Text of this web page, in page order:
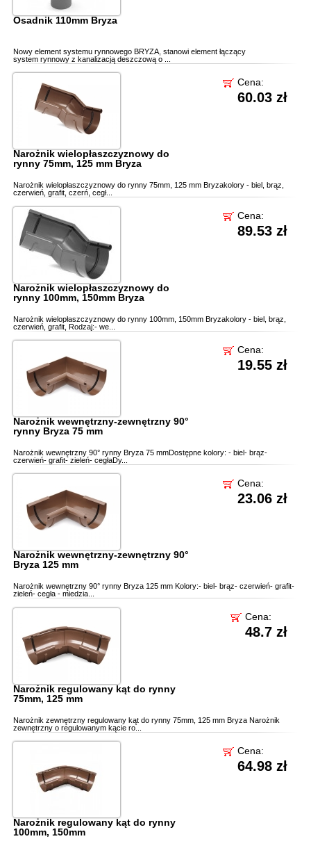
Osadnik 110mm Bryza
Nowy element systemu rynnowego BRYZA, stanowi element łączący
system rynnowy z kanalizacją deszczową o ...
Narożnik wielopłaszczyznowy do
rynny 75mm, 125 mm Bryza
Narożnik wielopłaszczyznowy do rynny 75mm, 125 mm Bryzakolory - biel, brąz,
czerwień, grafit, czerń, cegł...
Cena:
60.03 zł
Narożnik wielopłaszczyznowy do
rynny 100mm, 150mm Bryza
Narożnik wielopłaszczyznowy do rynny 100mm, 150mm Bryzakolory - biel, brąz,
czerwień, grafit, Rodzaj:- we...
Cena:
89.53 zł
Narożnik wewnętrzny-zewnętrzny 90°
rynny Bryza 75 mm
Narożnik wewnętrzny 90° rynny Bryza 75 mmDostępne kolory: - biel- brąz-
czerwień- grafit- zieleń- cegłaDy...
Cena:
19.55 zł
Narożnik wewnętrzny-zewnętrzny 90°
Bryza 125 mm
Narożnik wewnętrzny 90° rynny Bryza 125 mm Kolory:- biel- brąz- czerwień- grafit-
zieleń- cegła - miedzia...
Cena:
23.06 zł
Narożnik regulowany kąt do rynny
75mm, 125 mm
Narożnik zewnętrzny regulowany kąt do rynny 75mm, 125 mm Bryza Narożnik
zewnętrzny o regulowanym kącie ro...
Cena:
48.7 zł
Narożnik regulowany kąt do rynny
100mm, 150mm
Cena:
64.98 zł